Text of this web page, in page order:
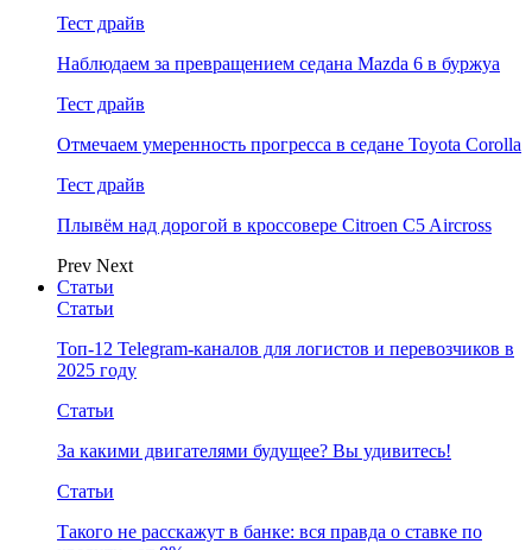
Тест драйв
Наблюдаем за превращением седана Mazda 6 в буржуа
Тест драйв
Отмечаем умеренность прогресса в седане Toyota Corolla
Тест драйв
Плывём над дорогой в кроссовере Citroen C5 Aircross
Prev Next
Статьи
Статьи
Топ-12 Telegram-каналов для логистов и перевозчиков в
2025 году
Статьи
За какими двигателями будущее? Вы удивитесь!
Статьи
Такого не расскажут в банке: вся правда о ставке по